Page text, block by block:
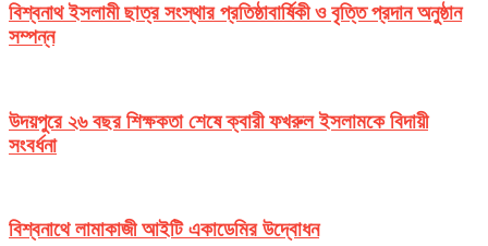
বিশ্বনাথ ইসলামী ছাত্র সংস্থার প্রতিষ্ঠাবার্ষিকী ও বৃত্তি প্রদান অনুষ্ঠান
সম্পন্ন
উদয়পুরে ২৬ বছর শিক্ষকতা শেষে ক্বারী ফখরুল ইসলামকে বিদায়ী
সংবর্ধনা
বিশ্বনাথে লামাকাজী আইটি একাডেমির উদ্বোধন